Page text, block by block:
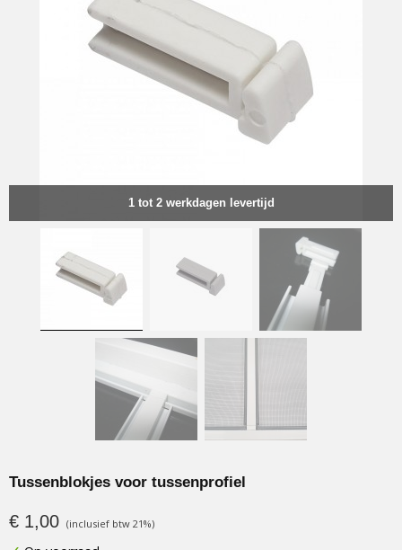
1 tot 2 werkdagen levertijd
Tussenblokjes voor tussenprofiel
€ 1,00 (inclusief btw 21%)